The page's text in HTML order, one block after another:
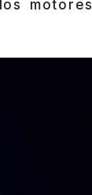
motores